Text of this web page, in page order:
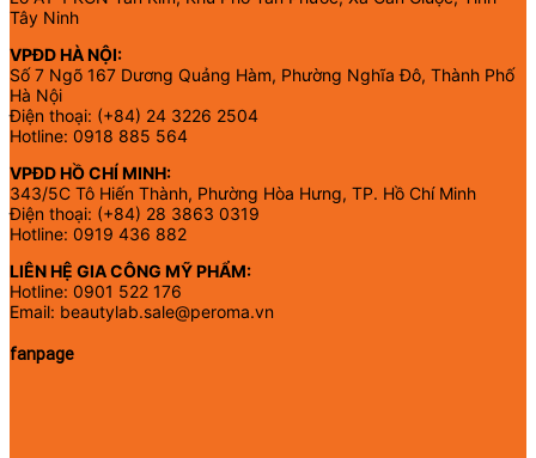
Tây Ninh
VPĐD HÀ NỘI:
Số 7 Ngõ 167 Dương Quảng Hàm, Phường Nghĩa Đô, Thành Phố
Hà Nội
Điện thoại: (+84) 24 3226 2504
Hotline: 0918 885 564
VPĐD HỒ CHÍ MINH:
343/5C Tô Hiến Thành, Phường Hòa Hưng, TP. Hồ Chí Minh
Điện thoại: (+84) 28 3863 0319
Hotline: 0919 436 882
LIÊN HỆ GIA CÔNG MỸ PHẨM:
Hotline: 0901 522 176
Email: beautylab.sale@peroma.vn
fanpage